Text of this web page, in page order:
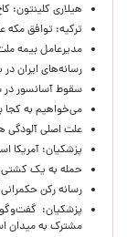
هیلاری کلینتون:
ترکیه: توافق مکه
مدیرعامل بیمه
رسانه‌های ایران در
سقوط آسانسور در میدان
می‌خواهیم به کجا
علت اصلی آلودگی
پزشکیان: آمریکا
حمله به یک کشتی
رسانه رکن
پزشکیان:
مشترک به میدان